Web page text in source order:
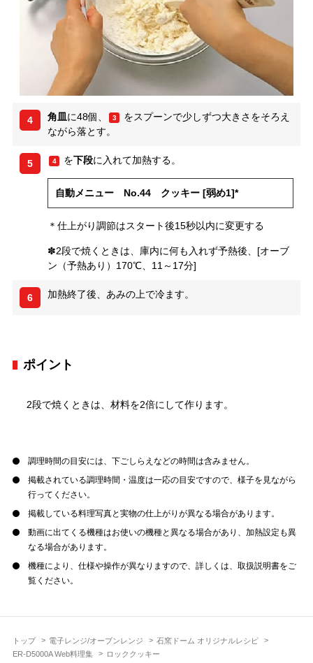
トップ 電子レンジ/オーブンレンジ
石窯ドーム オリジナルレシピ
ER-D5000A Web料理集
ロッククッキー
4 角皿 に48個、 3
をスプーンで少しずつ大きさをそろえ
ながら落とす。
5 4 を下段に入れて加熱する。
自動メニュー No.44 クッキー [弱め1]*
＊仕上がり調節はスタート後15秒以内に変更する
✽2段で焼くときは、庫内に何も入れず予熱後、[オーブ
ン（予熱あり）170℃、11～17分]
6 加熱終了後、あみの上で冷ます。
ポイント
2段で焼くときは、材料を2倍にして作ります。
調理時間の目安には、下ごしらえなどの時間は含みません。
掲載されている調理時間・温度は一応の目安ですので、様子を見ながら
行ってください。
掲載している料理写真と実物の仕上がりが異なる場合があります。
動画に出てくる機種はお使いの機種と異なる場合があり、加熱設定も異
なる場合があります。
機種により、仕様や操作が異なりますので、詳しくは、取扱説明書をご
覧ください。